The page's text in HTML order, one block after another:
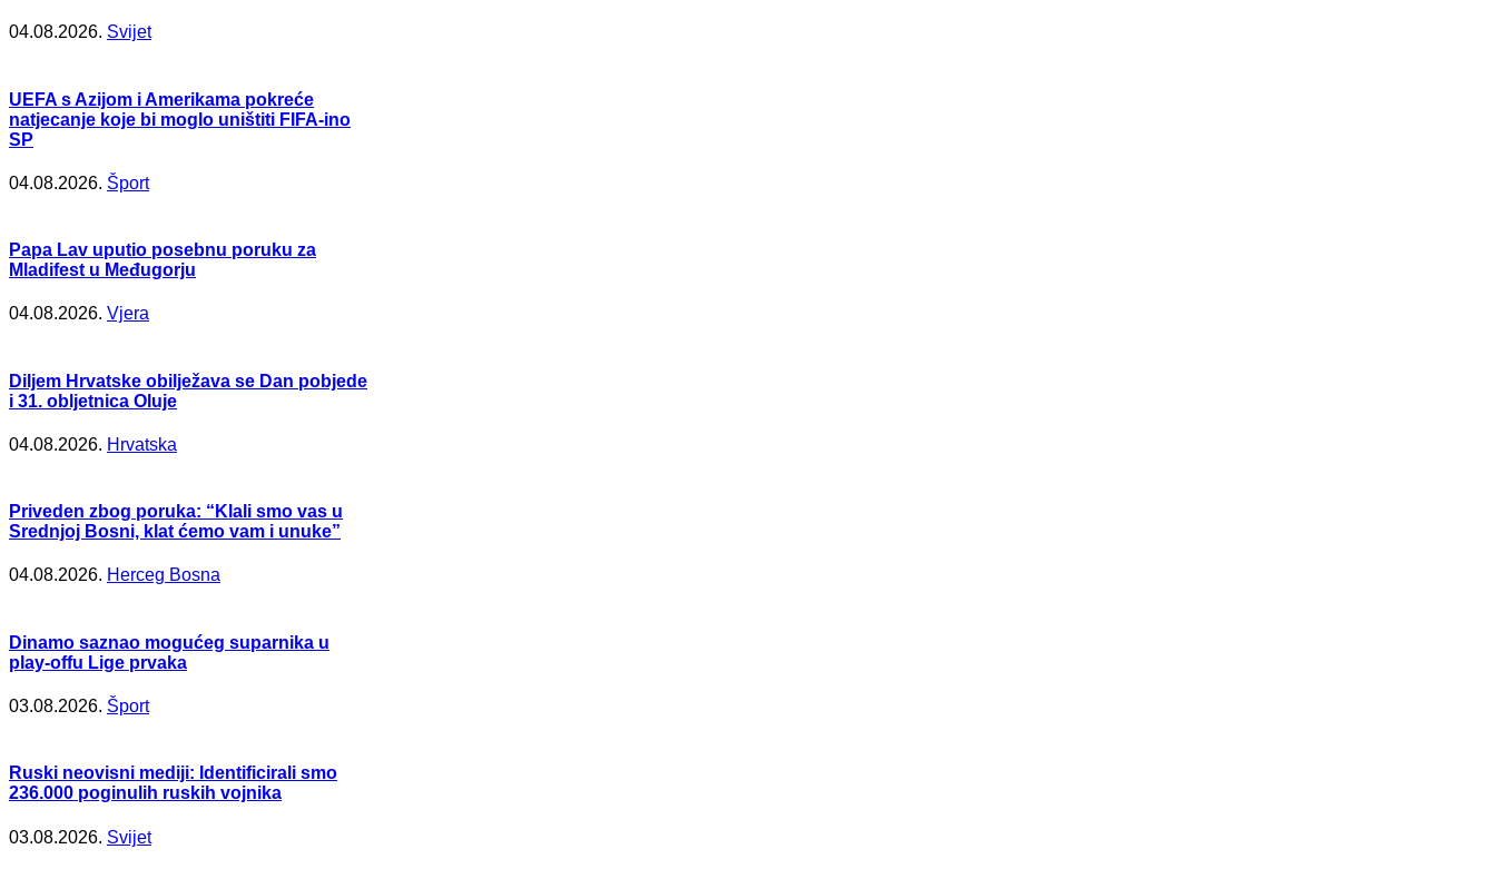
04.08.2026. Svijet
UEFA s Azijom i Amerikama pokreće
natjecanje koje bi moglo uništiti FIFA-ino
SP
04.08.2026. Šport
Papa Lav uputio posebnu poruku za
Mladifest u Međugorju
04.08.2026. Vjera
Diljem Hrvatske obilježava se Dan pobjede
i 31. obljetnica Oluje
04.08.2026. Hrvatska
Priveden zbog poruka: “Klali smo vas u
Srednjoj Bosni, klat ćemo vam i unuke”
04.08.2026. Herceg Bosna
Dinamo saznao mogućeg suparnika u
play-offu Lige prvaka
03.08.2026. Šport
Ruski neovisni mediji: Identificirali smo
236.000 poginulih ruskih vojnika
03.08.2026. Svijet